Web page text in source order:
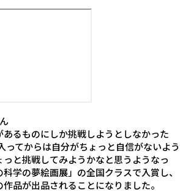
あるものにしか挑戦しようとしなかった
ってからは自分がちょっと自信がないよう
と挑戦してみようかなと思うようなっ
学の夢絵画展」の全国クラスで入賞し、
品が出品されることになりました。